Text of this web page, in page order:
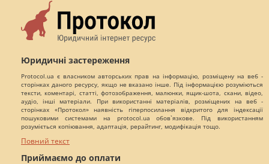
Юридичні застереження
Protocol.ua є власником авторських прав на інформацію, розміщену на веб -
сторінках даного ресурсу, якщо не вказано інше. Під інформацією розуміються
тексти, коментарі, статті, фотозображення, малюнки, ящик-шота, скани, відео,
аудіо, інші матеріали. При використанні матеріалів, розміщених на веб -
сторінках «Протокол» наявність гіперпосилання відкритого для індексації
пошуковими системами на protocol.ua обов`язкове. Під використанням
розуміється копіювання, адаптація, рерайтинг, модифікація тощо.
Повний текст
Приймаємо до оплати